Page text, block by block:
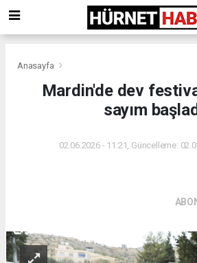
Anasayfa
Mardin'de dev
sayım
02.06.2026 - 11:21, Güncelleme: